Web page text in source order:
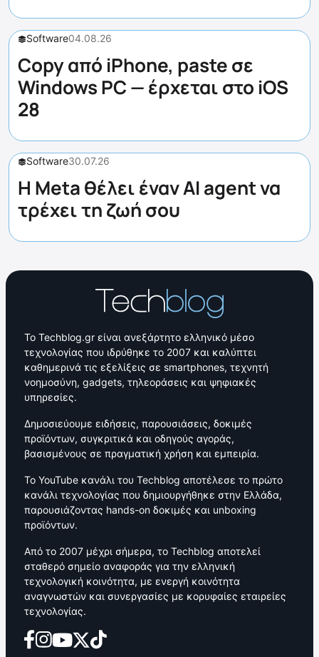
Software04.08.26
Copy από iPhone, paste σε
Windows PC — έρχεται στο iOS
28
Software30.07.26
Η Meta θέλει έναν AI agent να
τρέχει τη ζωή σου
Το Techblog.gr είναι ανεξάρτητο ελληνικό μέσο
τεχνολογίας που ιδρύθηκε το 2007 και καλύπτει
καθημερινά τις εξελίξεις σε smartphones, τεχνητή
νοημοσύνη, gadgets, τηλεοράσεις και ψηφιακές
υπηρεσίες.
Δημοσιεύουμε ειδήσεις, παρουσιάσεις, δοκιμές
προϊόντων, συγκριτικά και οδηγούς αγοράς,
βασισμένους σε πραγματική χρήση και εμπειρία.
Το YouTube κανάλι του Techblog αποτέλεσε το πρώτο
κανάλι τεχνολογίας που δημιουργήθηκε στην Ελλάδα,
παρουσιάζοντας hands-on δοκιμές και unboxing
προϊόντων.
Από το 2007 μέχρι σήμερα, το Techblog αποτελεί
σταθερό σημείο αναφοράς για την ελληνική
τεχνολογική κοινότητα, με ενεργή κοινότητα
αναγνωστών και συνεργασίες με κορυφαίες εταιρείες
τεχνολογίας.